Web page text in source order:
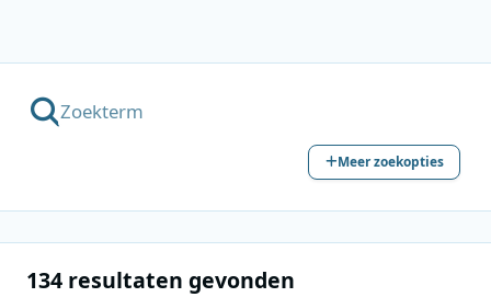
Meer zoekopties
134 resultaten gevonden